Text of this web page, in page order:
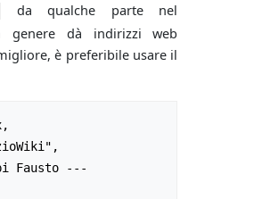
da qualche parte nel
genere dà indirizzi web
è preferibile usare il